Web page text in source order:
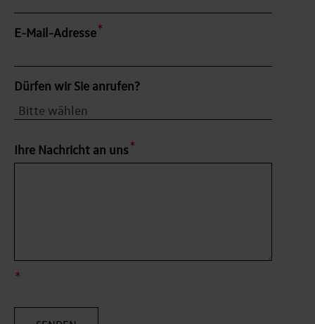
E-Mail-Adresse
Dürfen wir Sie anrufen?
Ihre Nachricht an uns